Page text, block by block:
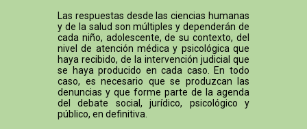
Las respuestas desde las ciencias humanas
y de la salud son múltiples y dependerán de
cada niño, adolescente, de su contexto, del
nivel de atención médica y psicológica que
haya recibido, de la intervención judicial que
se haya producido en cada caso. En todo
caso, es necesario que se produzcan las
denuncias y que forme parte de la agenda
del debate social, jurídico, psicológico y
público, en definitiva.